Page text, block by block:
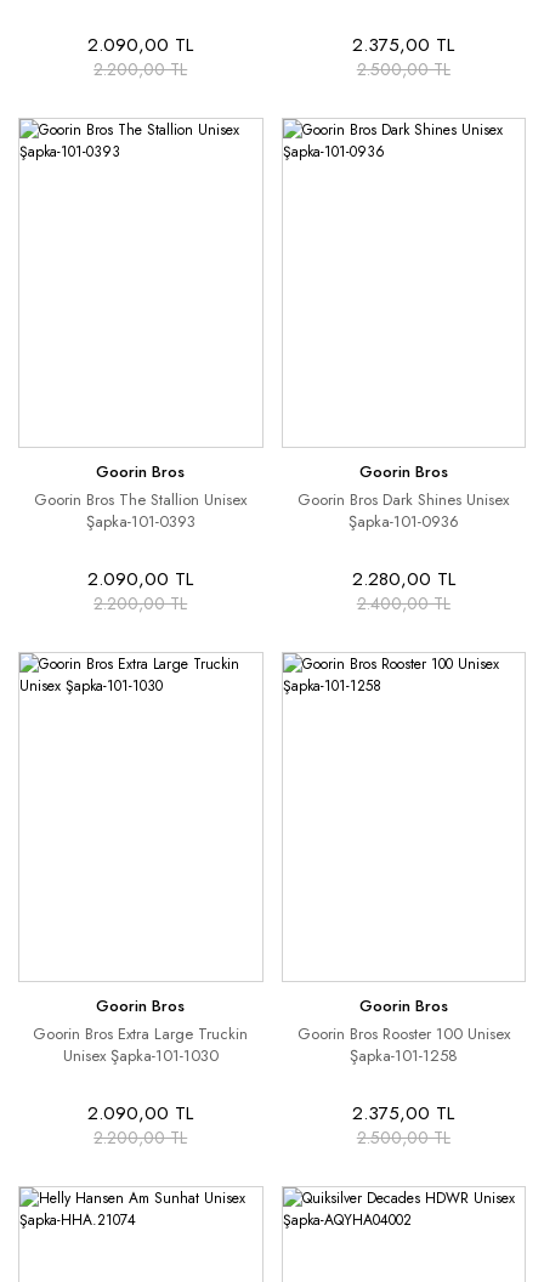
2.090,00 TL
2.200,00 TL
2.375,00 TL
2.500,00 TL
Goorin Bros
Goorin Bros The Stallion Unisex
Şapka-101-0393
2.090,00 TL
2.200,00 TL
Goorin Bros
Goorin Bros Dark Shines Unisex
Şapka-101-0936
2.280,00 TL
2.400,00 TL
Goorin Bros
Goorin Bros Extra Large Truckin
Unisex Şapka-101-1030
2.090,00 TL
2.200,00 TL
Goorin Bros
Goorin Bros Rooster 100 Unisex
Şapka-101-1258
2.375,00 TL
2.500,00 TL